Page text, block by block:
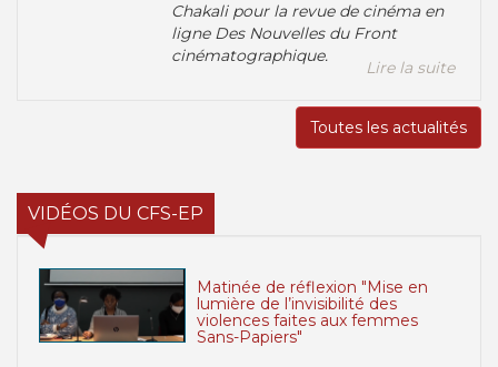
Chakali pour la revue de cinéma en
ligne Des Nouvelles du Front
cinématographique.
Lire la suite
Toutes les actualités
VIDÉOS DU CFS-EP
Matinée de réflexion "Mise en
lumière de l’invisibilité des
violences faites aux femmes
Sans-Papiers"